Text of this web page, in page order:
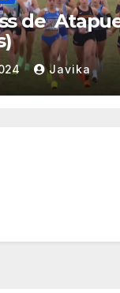
de
Javika